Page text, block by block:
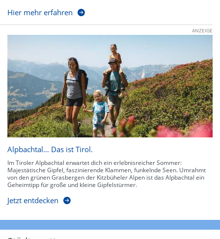
Hier mehr erfahren
ANZEIGE
Alpbachtal… Das ist Tirol.
Im Tiroler Alpbachtal erwartet dich ein erlebnisreicher Sommer:
Majestätische Gipfel, faszinierende Klammen, funkelnde Seen. Umrahmt
von den grünen Grasbergen der Kitzbüheler Alpen ist das Alpbachtal ein
Geheimtipp für große und kleine Gipfelstürmer.
Jetzt entdecken